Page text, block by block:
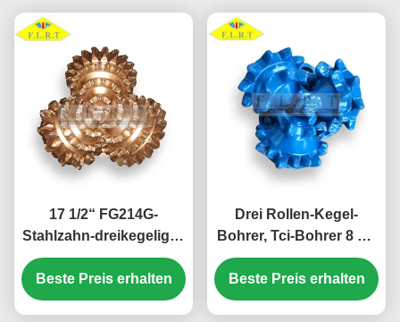
17 1/2“ FG214G-
Stahlzahn-dreikegeliges
Stückchen/Jet-Bohrer
ISO 9001 genehmigte
Beste Preis erhalten
Drei Rollen-Kegel-
Bohrer, Tci-Bohrer 8 1/2
FA126 für Wasser-
Brunnenbohrung
Beste Preis erhalten